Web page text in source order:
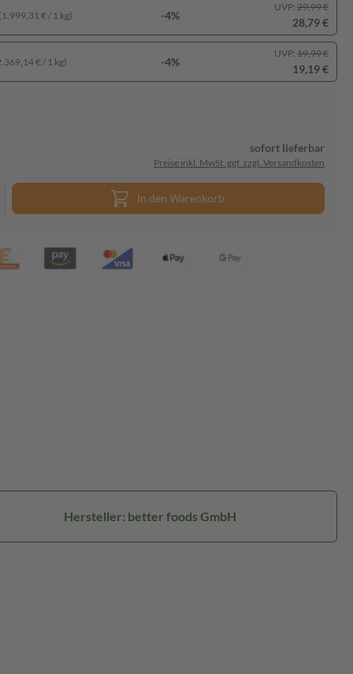
€ / 1 kg) -4%
UVP: 29,99 €
28,79 €
€ / 1 kg) -4%
UVP: 19,99 €
19,19 €
sofort lieferbar
Preise inkl. MwSt. ggf. zzgl. Versandkosten
In den Warenkorb
Hersteller: better foods GmbH